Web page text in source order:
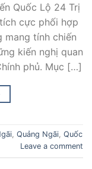
Quốc Lộ 24 Trị
cực phối hợp
mang tính chiến
kiến nghị quan
phủ. Mục […]
, Quảng Ngãi, Quốc
Leave a comment